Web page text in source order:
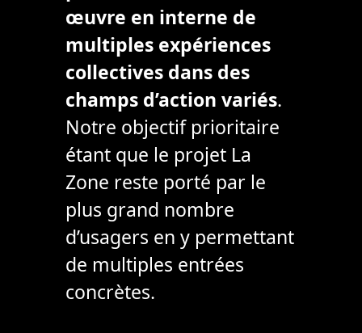
œuvre en interne de
multiples expériences
collectives dans des
champs d’action variés.
Notre objectif prioritaire
étant que le projet La
Zone reste porté par le
plus grand nombre
d’usagers en y permettant
de multiples entrées
concrètes.